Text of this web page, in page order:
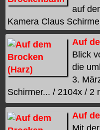
auf
Kamera Claus
Auf
Blick
die
3.
Schirmer... / 2104x / 2
Auf
Mit